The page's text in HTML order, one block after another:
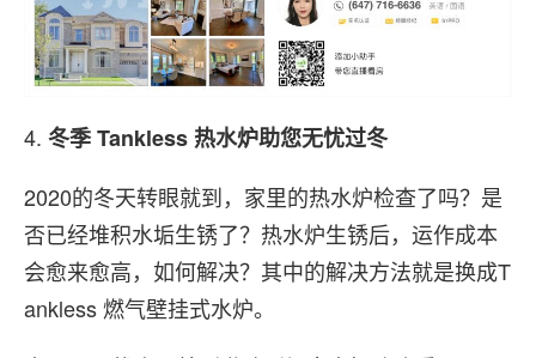
4. 冬季Tankless热水炉助您无忧过冬
2020的冬天转眼就到，家里的热水炉检查了吗？是
否已经堆积水垢生锈了？热水炉生锈后，运作成本
会愈来愈高，如何解决？其中的解决方法就是换成T
ankless 燃气壁挂式水炉。